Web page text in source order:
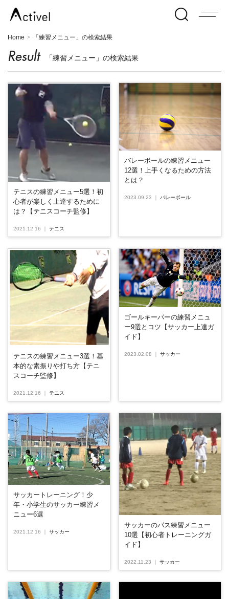
Home > 「練習メニュー」の検索結果
Result 「練習メニュー」の検索結果
テニスの練習メニュー5選！初
心者が楽しく上達するために
は？【テニスコーチ監修】
2021.12.16 テニス
バレーボールの練習メニュー
12選！上手くなるための方法
とは？
2023.09.23 バレーボール
テニスの練習メニュー3選！基
本的な素振りや打ち方【テニ
スコーチ監修】
2021.12.16 テニス
ゴールキーパーの練習メニュ
ー9選とコツ【サッカー上達ガ
イド】
2023.02.08 サッカー
サッカートレーニング！少
年・小学生のサッカー練習メ
ニュー6選
2021.12.16 サッカー
サッカーのパス練習メニュー
10選【初心者トレーニングガ
イド】
2022.11.23 サッカー